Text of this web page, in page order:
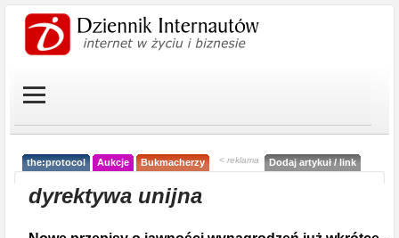
the:protocol Aukcje Bukmacherzy < reklama Dodaj artykuł / link
dyrektywa unijna